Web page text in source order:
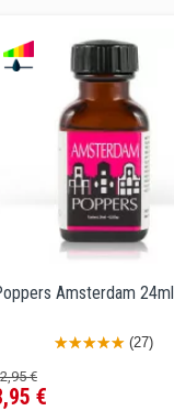
Amsterdam 24ml
(27)
€Precio
€